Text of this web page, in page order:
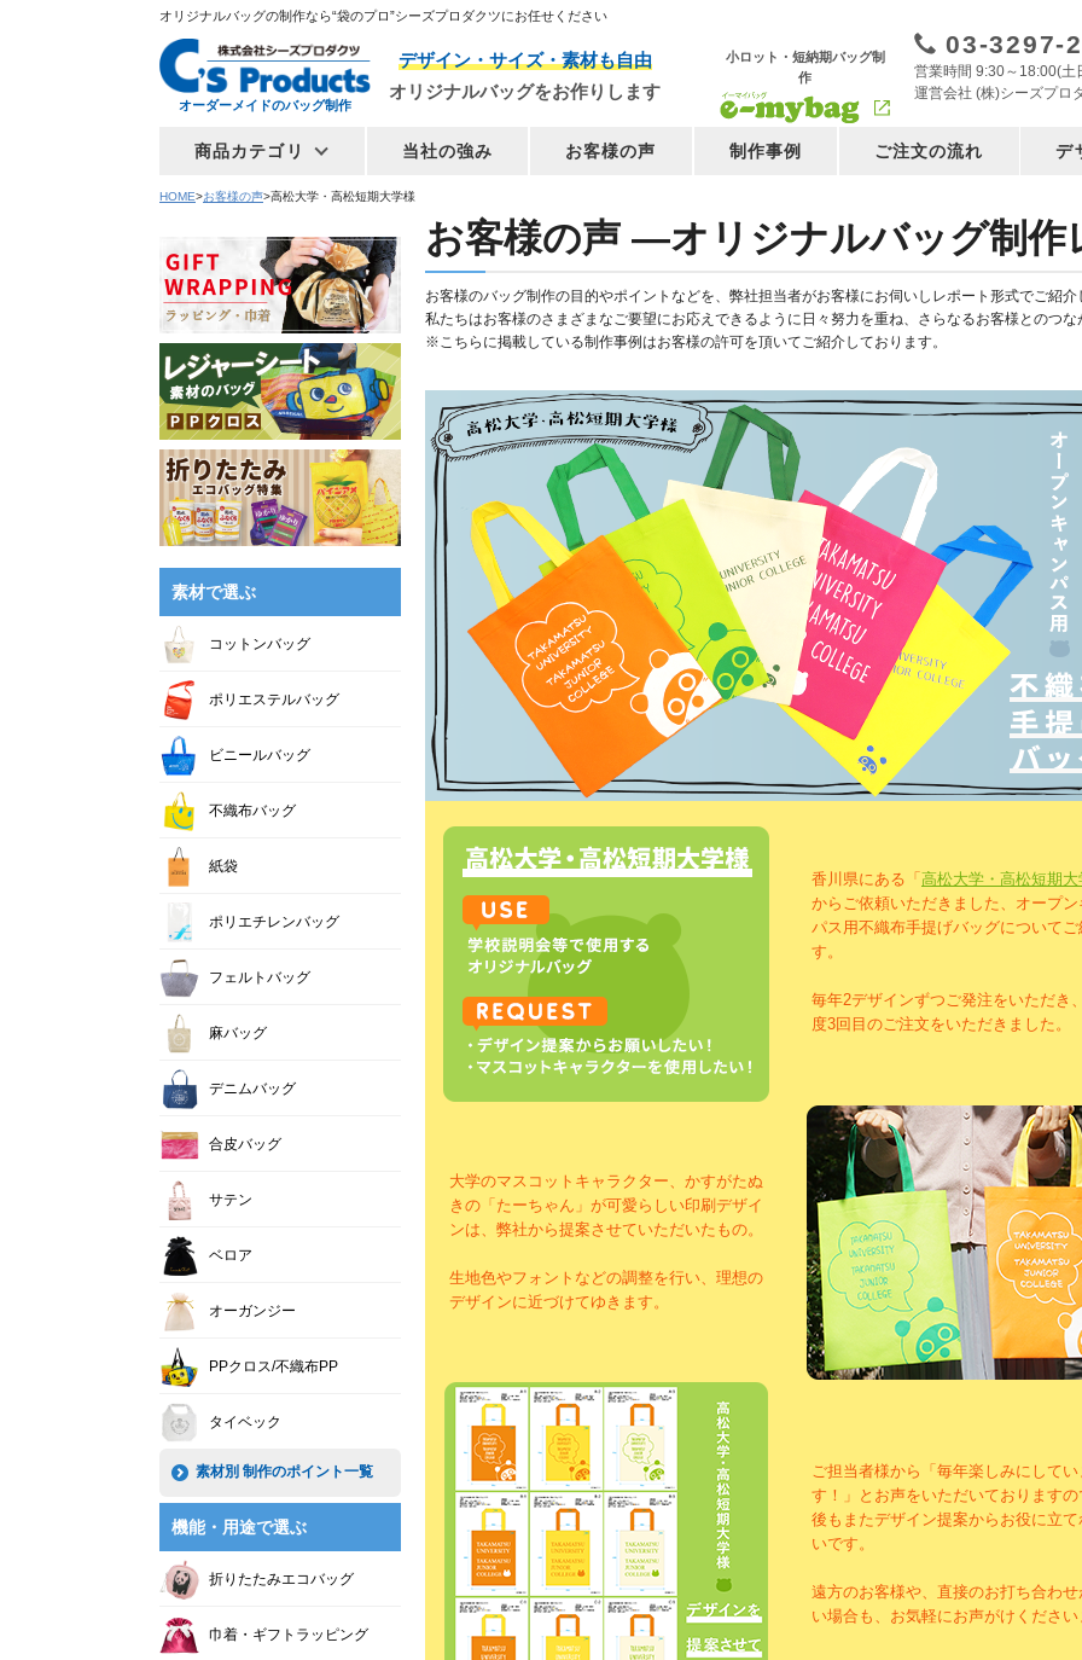
オリジナルバッグの制作なら“袋のプロ”シーズプロダクツにお任せください
オーダーメイドのバッグ制作
デザイン・サイズ・素材も自由
オリジナルバッグをお作りします
小ロット・短納期バッグ制
作
03-3297-
営業時間 9:30～18:00(土
運営会社 (株)シーズプロ
商品カテゴリ 当社の強み お客様の声 制作事例 ご注文の流れ デ
HOME お客様の声 高松大学・高松短期大学様
お客様の声 ―オリジナルバッグ制
お客様のバッグ制作の目的やポイントなどを、弊社担当者がお客様にお伺いしレポート形式でご紹介
私たちはお客様のさまざまなご要望にお応えできるように日々努力を重ね、さらなるお客様とのつ
※こちらに掲載している制作事例はお客様の許可を頂いてご紹介しております。
香川県にある「 高松大学・高松短期大
からご依頼いただきました、オープン
パス用不織布手提げバッグについてご
す。
毎年2デザインずつご発注をいただき
度3回目のご注文をいただきました。
大学のマスコットキャラクター、かすがたぬ
きの「たーちゃん」が可愛らしい印刷デザイ
ンは、弊社から提案させていただいたもの。
生地色やフォントなどの調整を行い、理想の
デザインに近づけてゆきます。
ご担当者様から「毎年楽しみにしてい
す！」とお声をいただいておりますの
後もまたデザイン提案からお役に立て
いです。
遠方のお客様や、直接のお打ち合わせ
い場合も、お気軽にお声がけくださ
素材で選ぶ
コットンバッグ
ポリエステルバッグ
ビニールバッグ
不織布バッグ
紙袋
ポリエチレンバッグ
フェルトバッグ
麻バッグ
デニムバッグ
合皮バッグ
サテン
ベロア
オーガンジー
PPクロス/不織布PP
タイベック
素材別 制作のポイント一覧
機能・用途で選ぶ
折りたたみエコバッグ
巾着・ギフトラッピング